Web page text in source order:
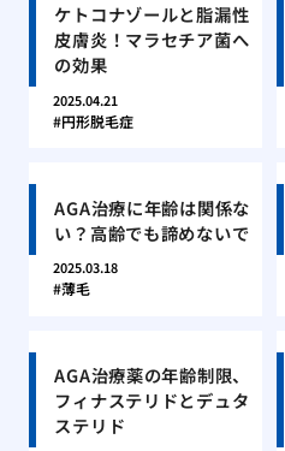
ケトコナゾールと脂漏性
皮膚炎！マラセチア菌へ
の効果
2025.04.21
円形脱毛症
AGA治療に年齢は関係な
い？高齢でも諦めないで
2025.03.18
薄毛
AGA治療薬の年齢制限、
フィナステリドとデュタ
ステリド